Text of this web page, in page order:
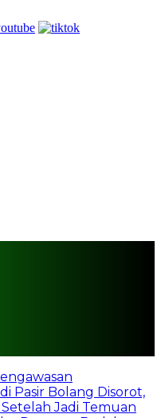
Pasir Bolang Disorot,
Jadi Temuan